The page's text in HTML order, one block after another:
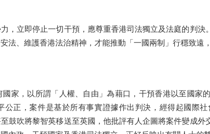
立即停止一切干預，應尊重香港司法獨立及法庭的判決
法、維護香港法治精神，才能推動「一國兩制」行穩致遠
，以所謂「人權、自由」為藉口，干預香港以至國家
公正，案件是基於所有事實證據作出判決，經得起國際
鼓吹將黎智英移送至英國，他批評有人企圖將案件變成外